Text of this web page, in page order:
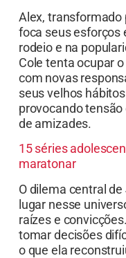
Alex, transformado
foca seus esforços
rodeio e na
Cole tenta ocupar
com novas
seus velhos
provocando
de amizades.
15 séries
maratonar
O dilema central
lugar nesse
raízes e
tomar decisões
o que ela